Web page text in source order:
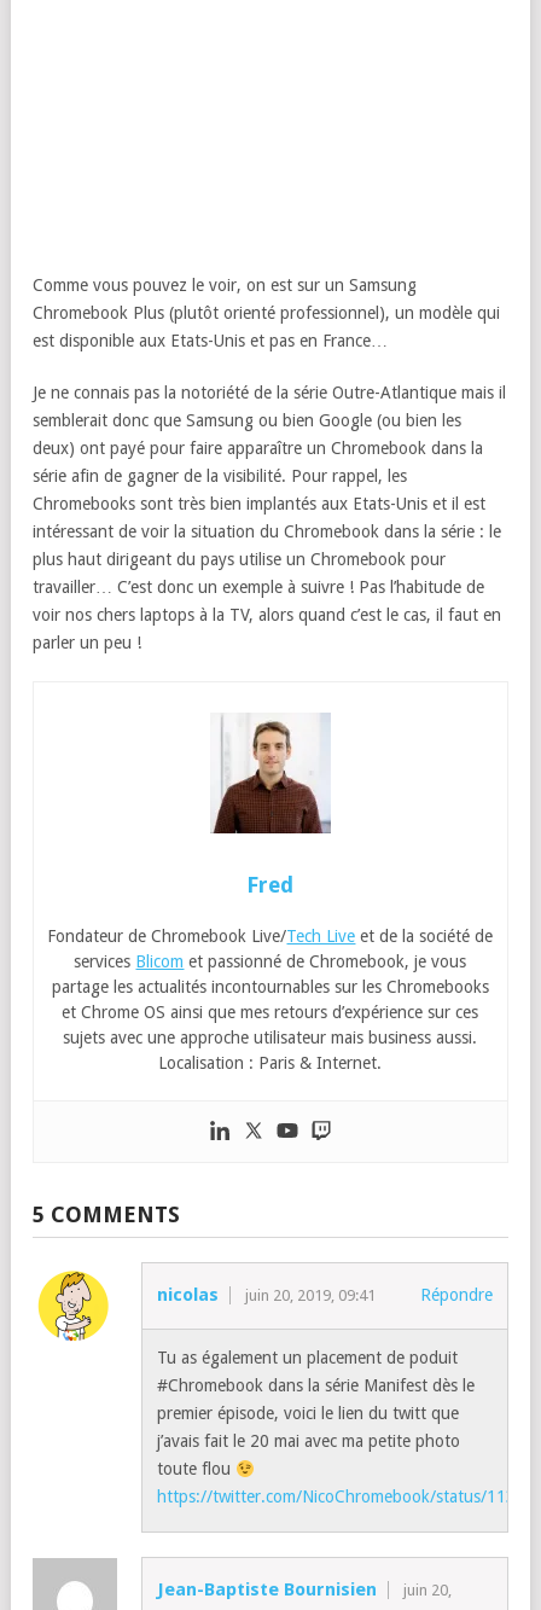
Comme vous pouvez le voir, on est sur un Samsung
Chromebook Plus (plutôt orienté professionnel), un modèle qui
est disponible aux Etats-Unis et pas en France…
Je ne connais pas la notoriété de la série Outre-Atlantique mais il
semblerait donc que Samsung ou bien Google (ou bien les
deux) ont payé pour faire apparaître un Chromebook dans la
série afin de gagner de la visibilité. Pour rappel, les
Chromebooks sont très bien implantés aux Etats-Unis et il est
intéressant de voir la situation du Chromebook dans la série : le
plus haut dirigeant du pays utilise un Chromebook pour
travailler… C’est donc un exemple à suivre ! Pas l’habitude de
voir nos chers laptops à la TV, alors quand c’est le cas, il faut en
parler un peu !
Fred
Fondateur de Chromebook Live/Tech Live et de la société de
services Blicom et passionné de Chromebook, je vous
partage les actualités incontournables sur les Chromebooks
et Chrome OS ainsi que mes retours d’expérience sur ces
sujets avec une approche utilisateur mais business aussi.
Localisation : Paris & Internet.
5 COMMENTS
nicolas juin 20, 2019, 09:41 Répondre
Tu as également un placement de poduit
#Chromebook dans la série Manifest dès le
premier épisode, voici le lien du twitt que
j’avais fait le 20 mai avec ma petite photo
toute flou
https://twitter.com/NicoChromebook/status/
Jean-Baptiste Bournisien
juin 20,